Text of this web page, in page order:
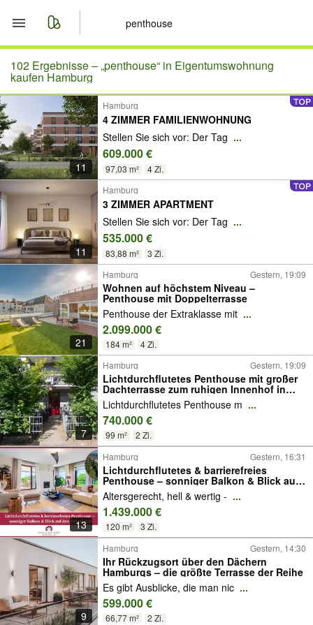
Start
Merkliste
Nachrichten
Anzeige aufgeben
102 Ergebnisse –„penthouse“ in Eigentumswohnung
kaufen Hamburg
11
Hamburg
4 ZIMMER FAMILIENWOHNUNG
Stellen Sie sich vor: Der Tag ...
609.000 €
97,03 m² 4 Zi.
11
Hamburg
3 ZIMMER APARTMENT
Stellen Sie sich vor: Der Tag ...
535.000 €
83,88 m² 3 Zi.
21
Hamburg Gestern, 19:09
Wohnen auf höchstem Niveau –
Penthouse mit Doppelterrasse
Penthouse der Extraklasse mit ...
2.099.000 €
184 m² 4 Zi.
7
Hamburg Gestern, 19:09
Lichtdurchflutetes Penthouse mit großer
Dachterrasse zum ruhigen Innenhof in
Hamburg-Eppendorf!
Lichtdurchflutetes Penthouse m ...
740.000 €
99 m² 2 Zi.
13
Hamburg Gestern, 16:31
Lichtdurchflutetes & barrierefreies
Penthouse – sonniger Balkon & Blick auf
den Alsterkanal
Altersgerecht, hell & wertig - ...
1.439.000 €
120 m² 3 Zi.
9
Hamburg Gestern, 14:30
Ihr Rückzugsort über den Dächern
Hamburgs – die größte Terrasse der Reihe
Es gibt Ausblicke, die man nic ...
599.000 €
66,77 m²
2 Zi.